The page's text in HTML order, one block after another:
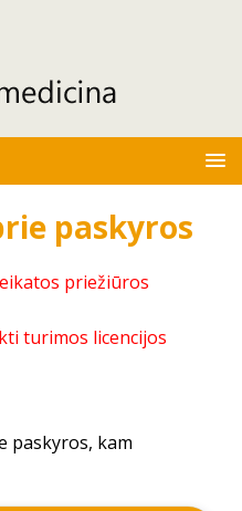
paskyros
priežiūros
turimos licencijos
paskyros, kam